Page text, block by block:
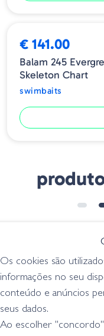
€ 141.00
Balam 245
Skeleton Chart
swimbaits
€ 53.50
Amostra Silent
145 Flash Carp 01
Os cookies são
informações no seu
conteúdo e anúncios
seus dados.
Ao escolher